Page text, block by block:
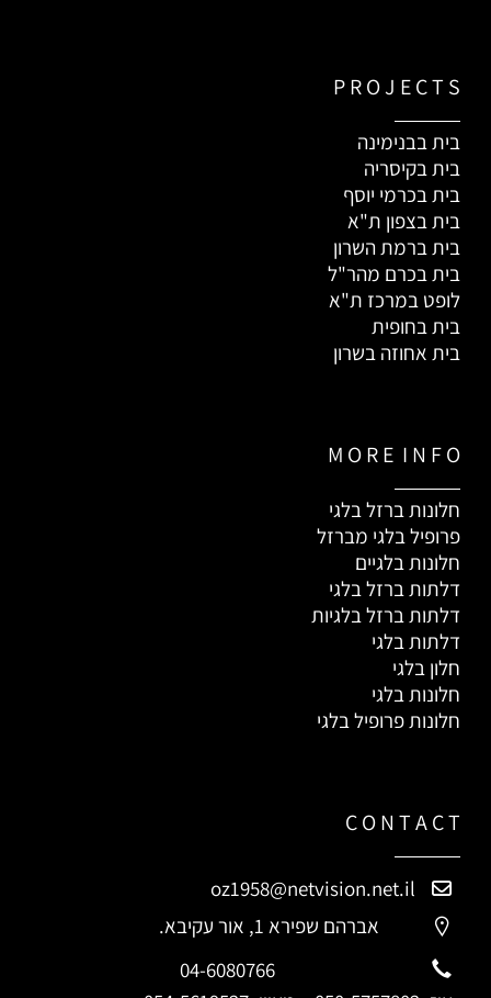
P R O J E C T S
בית בבנימינה
בית בקיסריה
בית בכרמי יוסף
בית בצפון ת"א
בית ברמת השרון
בית בכרם מהר"ל
לופט במרכז ת"א
בית בחופית
בית אחוזה בשרון
M O R E I N F O
חלונות ברזל בלגי
פרופיל בלגי מברזל
חלונות בלגיים
דלתות ברזל בלגי
דלתות ברזל בלגיות
דלתות בלגי
חלון בלגי
חלונות בלגי
חלונות פרופיל בלגי
C O N T A C T
oz1958@netvision.net.il
אברהם שפירא 1, אור עקיבא.
04-6080766